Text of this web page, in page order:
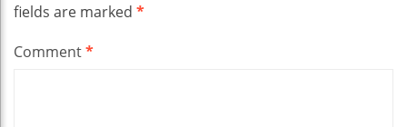
fields are marked *
Comment*